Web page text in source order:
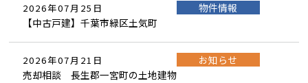
2026年07月25日
物件情報
【中古戸建】千葉市緑区土気町
2026年07月21日
お知らせ
売却相談 長生郡一宮町の土地建物